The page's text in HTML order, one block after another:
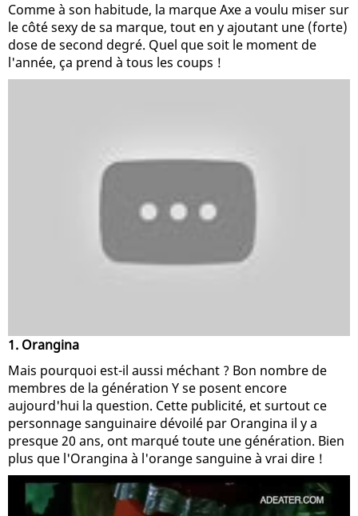
Comme à son habitude, la marque Axe a voulu miser sur
le côté sexy de sa marque, tout en y ajoutant une (forte)
dose de second degré. Quel que soit le moment de
l'année, ça prend à tous les coups !
1. Orangina
Mais pourquoi est-il aussi méchant ? Bon nombre de
membres de la génération Y se posent encore
aujourd'hui la question. Cette publicité, et surtout ce
personnage sanguinaire dévoilé par Orangina il y a
presque 20 ans, ont marqué toute une génération. Bien
plus que l'Orangina à l'orange sanguine à vrai dire !